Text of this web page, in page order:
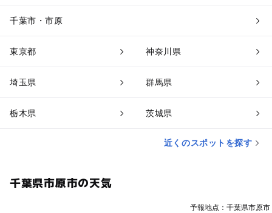
千葉市・市原
東京都 神奈川県
埼玉県 群馬県
栃木県 茨城県
近くのスポットを探す
千葉県市原市の天気
予報地点：千葉県市原市